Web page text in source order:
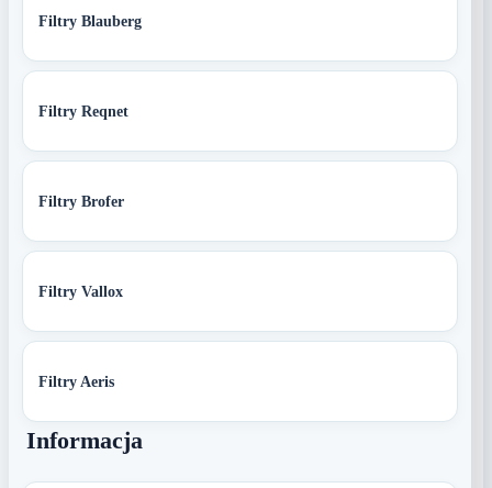
Filtry Blauberg
Filtry Reqnet
Filtry Brofer
Filtry Vallox
Filtry Aeris
Informacja